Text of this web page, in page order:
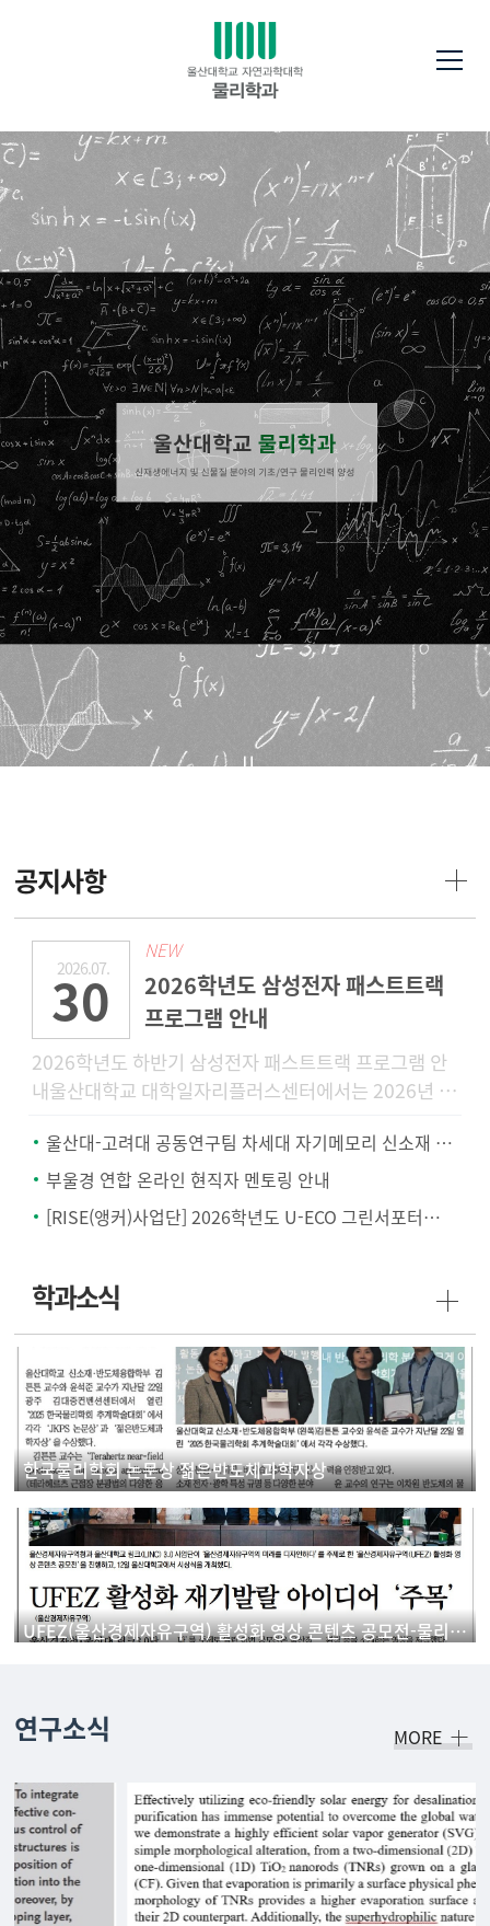
공지사항
2026.07.
30
NEW
2026학년도 삼성전자 패스트트랙
프로그램 안내
2026학년도 하반기 삼성전자 패스트트랙 프로그램 안
내울산대학교 대학일자리플러스센터에서는 2026년 하
에 특화된 「2026학년
울산대-고려대 공동연구팀 차세대 자기메모리 신소재 개발.. '텅스텐-몰리브덴 합금'
부울경 연합 온라인 현직자 멘토링 안내
[RISE(앵커)사업단] 2026학년도 U-ECO 그린서포터즈 모집 안내
학과소식
한국물리학회 논문상 젊은반도체과학자상
UFEZ(울산경제자유구역) 활성화 영상 콘텐츠 공모전-물리학과 학생 '우수상' 수상
연구소식 MORE